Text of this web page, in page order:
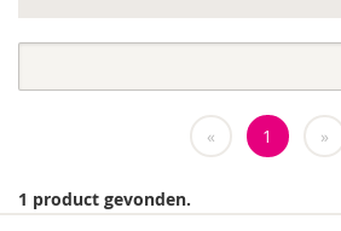
Respect Foundation
Brenda Abrahamse-Van Beek
« 1 »
1 product gevonden.